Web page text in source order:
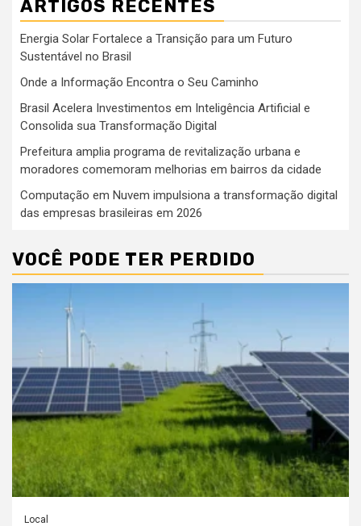
ARTIGOS RECENTES
Energia Solar Fortalece a Transição para um Futuro
Sustentável no Brasil
Onde a Informação Encontra o Seu Caminho
Brasil Acelera Investimentos em Inteligência Artificial e
Consolida sua Transformação Digital
Prefeitura amplia programa de revitalização urbana e
moradores comemoram melhorias em bairros da cidade
Computação em Nuvem impulsiona a transformação digital
das empresas brasileiras em 2026
VOCÊ PODE TER PERDIDO
Local